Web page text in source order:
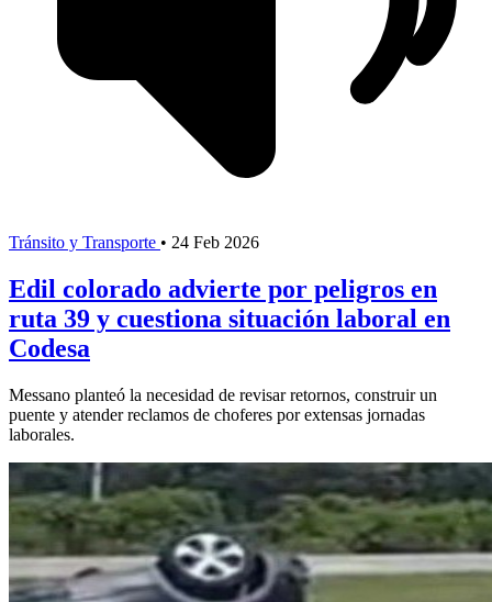
Tránsito y Transporte • 24 Feb 2026
Edil colorado advierte por peligros en
ruta 39 y cuestiona situación laboral en
Codesa
Messano planteó la necesidad de revisar retornos, construir un
puente y atender reclamos de choferes por extensas jornadas
laborales.